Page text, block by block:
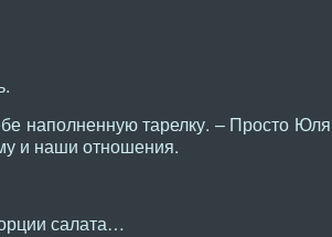
наполненную тарелку. – Просто Юля
и наши отношения.
салата…